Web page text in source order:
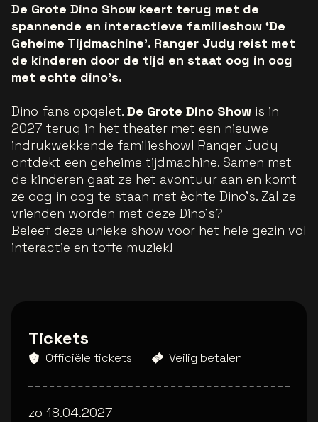
De Grote Dino Show keert terug met de
spannende en interactieve familieshow ‘De
Geheime Tijdmachine’. Ranger Judy reist met
de kinderen door de tijd en staat oog in oog
met echte dino’s.
Dino fans opgelet. De Grote Dino Show is in
2027 terug in het theater met een nieuwe
indrukwekkende familieshow! Ranger Judy
ontdekt een geheime tijdmachine. Samen met
de kinderen gaat ze het avontuur aan en komt
ze oog in oog te staan met èchte Dino’s. Zal ze
vrienden worden met deze Dino’s?
Beleef deze unieke show voor het hele gezin vol
interactie en toffe muziek!
Tickets
Officiële tickets Veilig betalen
zo 18.04.2027